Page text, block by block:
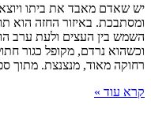
יש שאדם מאבד את ביתו ויוצא
ומסתבכת. באיזור החזה הוא
השמש בין העצים ולעת ערב
וכשהוא נרדם, מקופל כגור
רחוקה מאוד, מנצנצת. מתוך
קרא עוד »